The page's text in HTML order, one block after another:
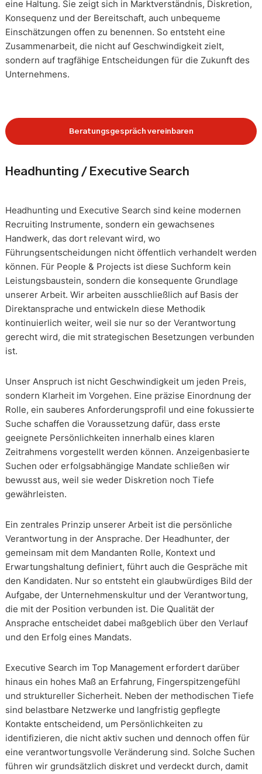
eine Haltung. Sie zeigt sich in Marktverständnis, Diskretion,
Konsequenz und der Bereitschaft, auch unbequeme
Einschätzungen offen zu benennen. So entsteht eine
Zusammenarbeit, die nicht auf Geschwindigkeit zielt,
sondern auf tragfähige Entscheidungen für die Zukunft des
Unternehmens.
Beratungsgespräch vereinbaren
Headhunting / Executive Search
Headhunting und Executive Search sind keine modernen
Recruiting Instrumente, sondern ein gewachsenes
Handwerk, das dort relevant wird, wo
Führungsentscheidungen nicht öffentlich verhandelt werden
können. Für People & Projects ist diese Suchform kein
Leistungsbaustein, sondern die konsequente Grundlage
unserer Arbeit. Wir arbeiten ausschließlich auf Basis der
Direktansprache und entwickeln diese Methodik
kontinuierlich weiter, weil sie nur so der Verantwortung
gerecht wird, die mit strategischen Besetzungen verbunden
ist.
Unser Anspruch ist nicht Geschwindigkeit um jeden Preis,
sondern Klarheit im Vorgehen. Eine präzise Einordnung der
Rolle, ein sauberes Anforderungsprofil und eine fokussierte
Suche schaffen die Voraussetzung dafür, dass erste
geeignete Persönlichkeiten innerhalb eines klaren
Zeitrahmens vorgestellt werden können. Anzeigenbasierte
Suchen oder erfolgsabhängige Mandate schließen wir
bewusst aus, weil sie weder Diskretion noch Tiefe
gewährleisten.
Ein zentrales Prinzip unserer Arbeit ist die persönliche
Verantwortung in der Ansprache. Der Headhunter, der
gemeinsam mit dem Mandanten Rolle, Kontext und
Erwartungshaltung definiert, führt auch die Gespräche mit
den Kandidaten. Nur so entsteht ein glaubwürdiges Bild der
Aufgabe, der Unternehmenskultur und der Verantwortung,
die mit der Position verbunden ist. Die Qualität der
Ansprache entscheidet dabei maßgeblich über den Verlauf
und den Erfolg eines Mandats.
Executive Search im Top Management erfordert darüber
hinaus ein hohes Maß an Erfahrung, Fingerspitzengefühl
und struktureller Sicherheit. Neben der methodischen Tiefe
sind belastbare Netzwerke und langfristig gepflegte
Kontakte entscheidend, um Persönlichkeiten zu
identifizieren, die nicht aktiv suchen und dennoch offen für
eine verantwortungsvolle Veränderung sind. Solche Suchen
führen wir grundsätzlich diskret und verdeckt durch, damit